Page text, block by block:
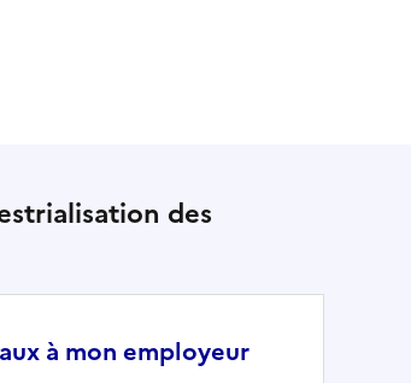
des
à mon employeur